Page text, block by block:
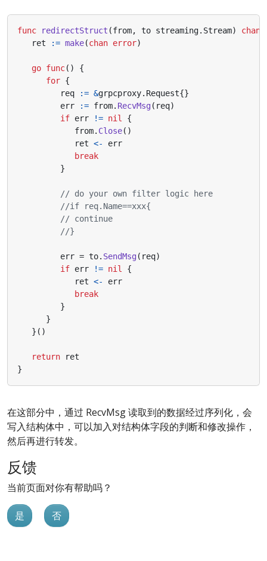
func redirectStruct (from, to streaming. Stream) chan
ret
:= make(chan error)
go func()
{
for {
req
:= &grpcproxy. Request{}
err
:= from. RecvMsg( req)
if err != nil
{
from. Close()
ret <-
err
break
}
// do your own filter logic here
//if req.Name==xxx{
// continue
//}
err = to. SendMsg( req)
if err != nil
{
ret <-
err
break
}
}
}()
return
ret
}
在这部分中，通过 RecvMsg 读取到的数据经过序列化，会
写入结构体中，可以加入对结构体字段的判断和修改操作，
然后再进行转发。
反馈
当前页面对你有帮助吗？
是 否